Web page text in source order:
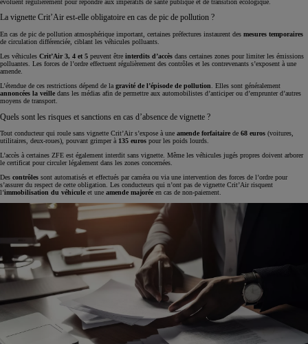
La vignette Crit’Air est-elle obligatoire en cas de pic de pollution ?
En cas de pic de pollution atmosphérique important, certaines préfectures instaurent des mesures temporaires
de circulation différenciée, ciblant les véhicules polluants.
Les véhicules Crit’Air 3, 4 et 5 peuvent être interdits d’accès dans certaines zones pour limiter les émissions
polluantes. Les forces de l’ordre effectuent régulièrement des contrôles et les contrevenants s’exposent à une
amende.
L’étendue de ces restrictions dépend de la gravité de l’épisode de pollution . Elles sont généralement
annoncées la veille dans les médias afin de permettre aux automobilistes d’anticiper ou d’emprunter d’autres
moyens de transport.
Quels sont les risques et sanctions en cas d’absence de vignette ?
Tout conducteur qui roule sans vignette Crit’Air s’expose à une amende forfaitaire de 68 euros (voitures,
utilitaires, deux-roues), pouvant grimper à 135 euros pour les poids lourds.
L’accès à certaines ZFE est également interdit sans vignette. Même les véhicules jugés propres doivent arborer
le certificat pour circuler légalement dans les zones concernées.
Des contrôles sont automatisés et effectués par caméra ou via une intervention des forces de l’ordre pour
s’assurer du respect de cette obligation. Les conducteurs qui n’ont pas de vignette Crit’Air risquent
l’immobilisation du véhicule et une amende majorée en cas de non-paiement.